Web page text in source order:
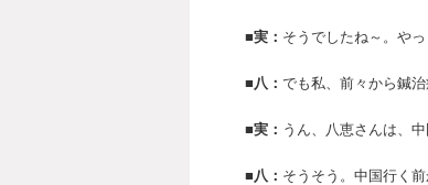
■実： そうでしたね～。や
■八： でも私、前々から鍼
■実： うん、八恵さんは、
■八： そうそう。中国行く